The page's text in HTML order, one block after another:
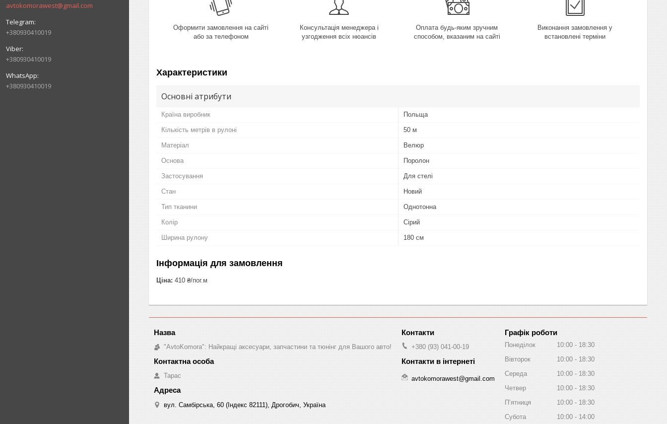
avtokomorawest@gmail.com
+380930410019
+380930410019
+380930410019
Оформити замовлення на сайті
або за телефоном
Консультація менеджера і
узгодження всіх нюансів
Оплата будь-яким зручним
способом, вказаним на сайті
Виконання замовлення у
встановлені терміни
Характеристики
Основні атрибути
Країна виробник Польща
Кількість метрів в рулоні 50 м
Матеріал Велюр
Основа Поролон
Застосування Для стелі
Стан Новий
Тип тканини Однотонна
Колір Сірий
Ширина рулону 180 см
Інформація для замовлення
Ціна: 410 ₴/пог.м
"AvtoKomora": Найкращі аксесуари, запчастини та тюнінг для Вашого авто!
Тарас
вул. Самбірська, 60 (Індекс 82111), Дрогобич, Україна
+380 (93) 041-00-19
avtokomorawest@gmail.com
Графік роботи
Понеділок 10:00
18:30
Вівторок
10:00
18:30
Середа
10:00
18:30
Четвер
10:00
18:30
Пʼятниця
10:00
18:30
Субота
10:00 14:00